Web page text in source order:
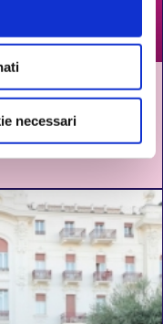
necessari